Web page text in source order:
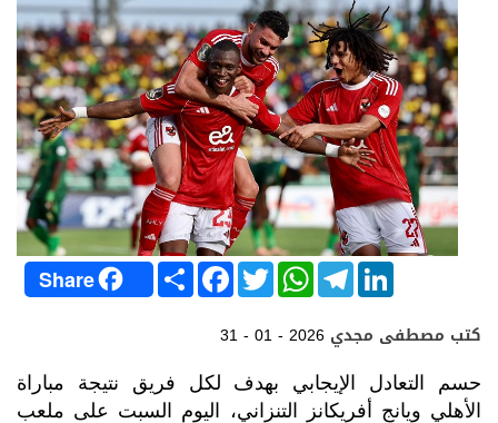
Share S
h
a
F
a
c
e
b
T
w
i
t
r
W
h
a
t
s
p
p
T
e
l
g
a
m
L
i
n
e
I
n
31 - 01 - 2026 كتب مصطفى مجدي
حسم التعادل الإيجابي بهدف لكل فريق نتيجة مباراة
الأهلي ويانج أفريكانز التنزاني، اليوم السبت على ملعب